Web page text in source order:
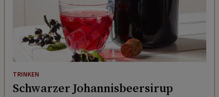
TRINKEN
Schwarzer Johannisbeersirup